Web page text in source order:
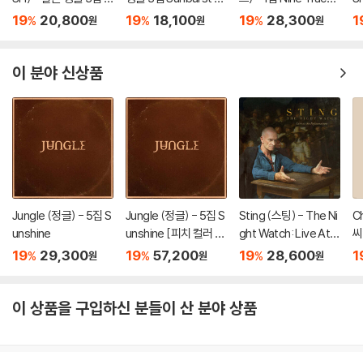
O-I-DON! / BOY ME
19% 20,800원
NITIAL PRESS]
19% 18,100원
Mind [LP]
19% 28,300원
이 분야 신상품
Jungle (정글) - 5집 S
unshine
19% 29,300원
Jungle (정글) - 5집 S
unshine [피치 컬러 L
P]
19% 57,200원
Sting (스팅) - The Ni
ght Watch: Live At T
he Rijksmuseum
19% 28,600원
이 상품을 구입하신 분들이 산 분야 상품